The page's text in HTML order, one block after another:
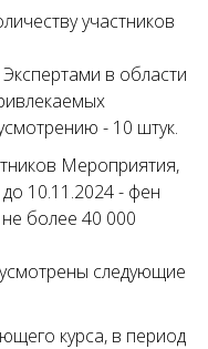
участников
в области
- 10 штук.
Мероприятия,
10.11.2024 - фен
более 40 000
следующие
курса, в период